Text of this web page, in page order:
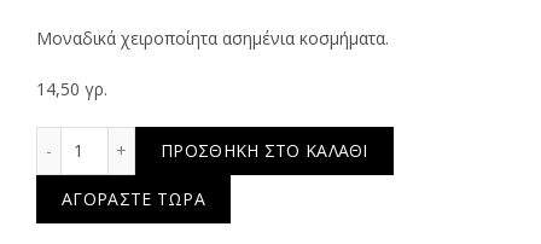
Μοναδικά χειροποίητα ασημένια κοσμήματα.
14,50 γρ.
ΠΡΟΣΘΉΚΗ ΣΤΟ ΚΑΛΆΘΙ
ΑΓΟΡΆΣΤΕ ΤΏΡΑ